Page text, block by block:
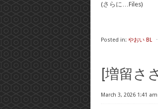
(さらに…Files)
Posted in: やおい BL ⋅
[増留さ
March 3, 2026 1:41 am